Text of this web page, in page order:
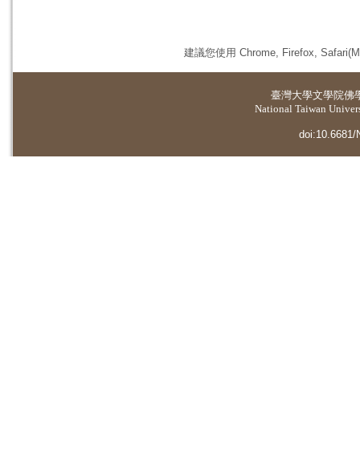
建議您使用 Chrome, Firefox,
臺灣大學文學院佛
National Taiwan
doi:10.6681/